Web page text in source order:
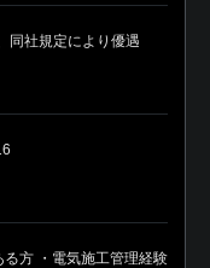
同社規定により優遇
る方 ・電気施工管理経験